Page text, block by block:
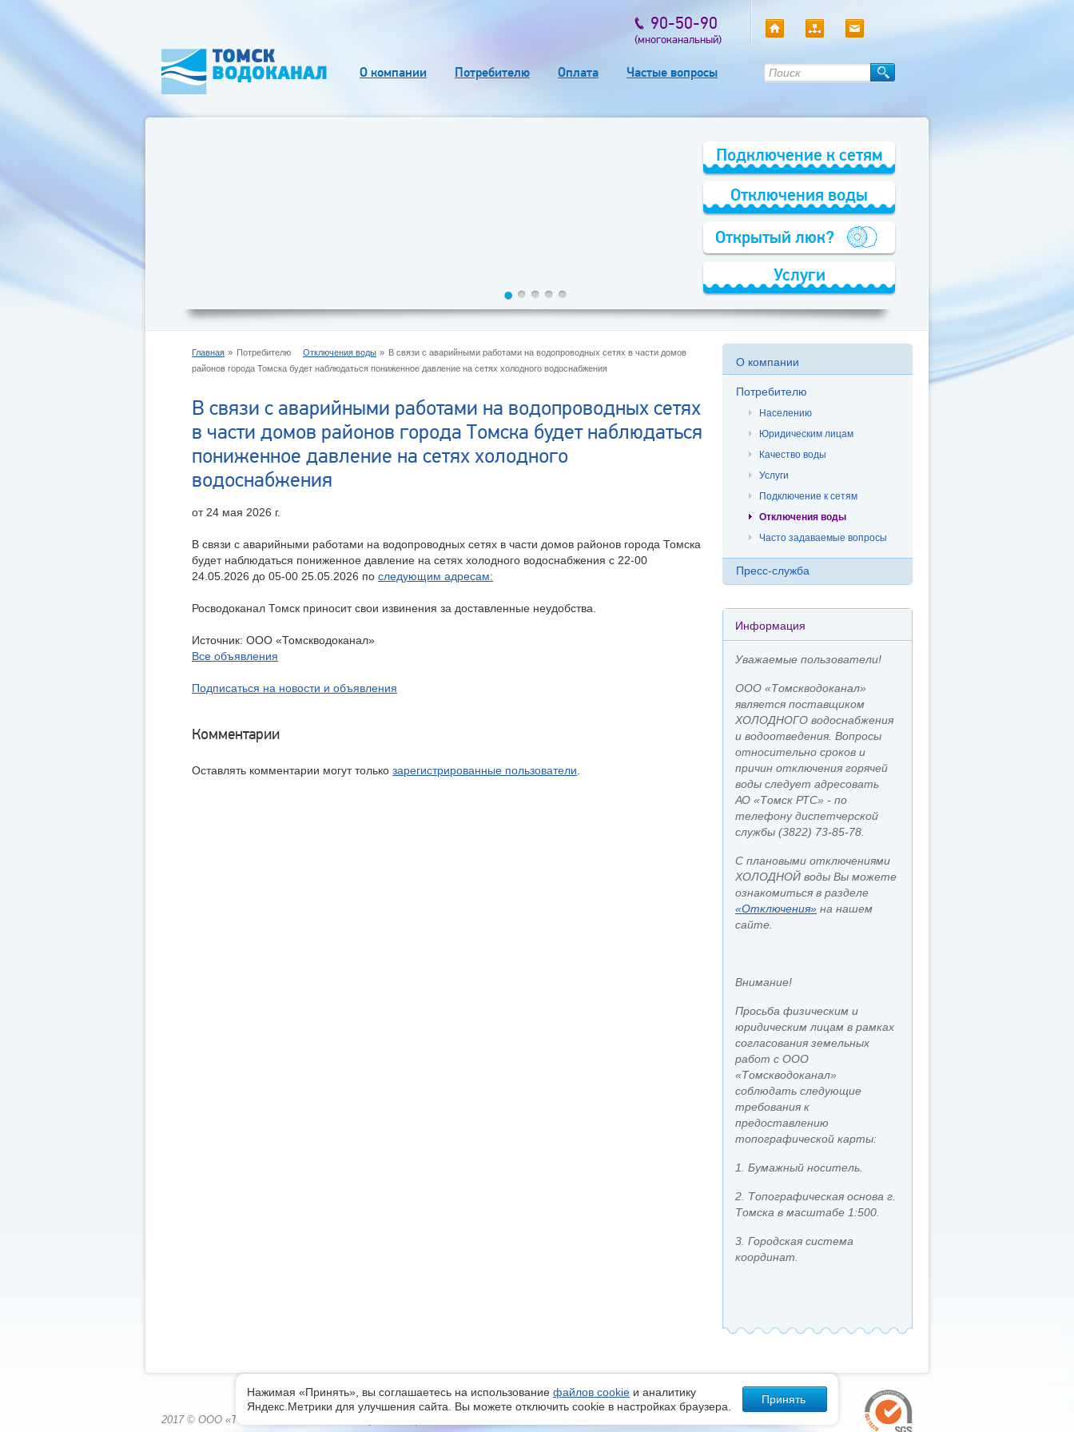
90-50-90
(многоканальный)
О компании Потребителю Оплата Частые вопросы
Подключение к сетям
Отключения воды
Открытый люк?
Услуги
Главная Потребителю Отключения воды
В связи с аварийными работами на водопроводных сетях в части домов
районов города Томска будет наблюдаться пониженное давление на сетях холодного водоснабжения
В связи с аварийными работами на водопроводных сетях
в части домов районов города Томска будет наблюдаться
пониженное давление на сетях холодного
водоснабжения
от 24 мая 2026 г.
В связи с аварийными работами на водопроводных сетях в части домов районов города Томска
будет наблюдаться пониженное давление на сетях холодного водоснабжения с 22-00
24.05.2026 до 05-00 25.05.2026 по следующим адресам:
Росводоканал Томск приносит свои извинения за доставленные неудобства.
Источник: ООО «Томскводоканал»
Все объявления
Подписаться на новости и объявления
Комментарии
Оставлять комментарии могут только зарегистрированные пользователи
О компании
Потребителю
Населению
Юридическим лицам
Качество воды
Услуги
Подключение к сетям
Отключения воды
Часто задаваемые вопросы
Пресс-служба
Информация
Уважаемые пользователи!
ООО «Томскводоканал»
является поставщиком
ХОЛОДНОГО водоснабжения
и водоотведения. Вопросы
относительно сроков и
причин отключения горячей
воды следует адресовать
АО «Томск РТС» - по
телефону диспетчерской
службы (3822) 73-85-78.
С плановыми отключениями
ХОЛОДНОЙ воды Вы можете
ознакомиться в разделе
«Отключения» на нашем
сайте.
Внимание!
Просьба физическим и
юридическим лицам в рамках
согласования земельных
работ с ООО
«Томскводоканал»
соблюдать следующие
требования к
предоставлению
топографической карты:
1. Бумажный носитель.
2. Топографическая основа г.
Томска в масштабе 1:500.
3. Городская система
координат.
2017 © ООО «Томскводоканал», г. Томск, ул. Елизаровых, 79/2
Нажимая «Принять», вы соглашаетесь на использование файлов cookie и аналитику
Яндекс.Метрики для улучшения сайта. Вы можете отключить cookie в настройках браузера.
Принять